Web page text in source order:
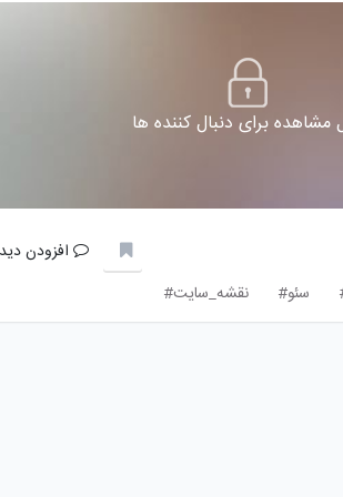
مشاهده برای دنبال کننده ها
افزودن
سئو# نقشه_سایت#